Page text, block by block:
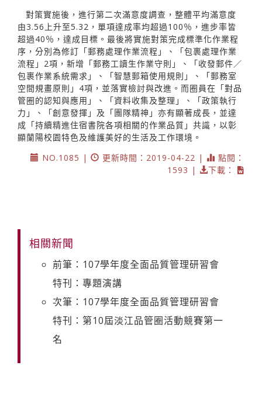
對策實施後，進行第二次滿意度調查，整體平均滿意度
由3.56上升至5.32，單項達成率均超過100％，進步率皆
超過40％，達成目標。最後將實施對策完成標準化作業程
序，分別為修訂「郵務處理作業流程」、「包裹處理作業
流程」2項，新增「郵務工讀生作業守則」、「收發郵件／
包裹作業系統需求」、「智慧郵箱使用規則」、「郵務室
空間規畫原則」4項，並落實檢討與改進。而圈員在「對品
管圈的認知與應用」、「資料收集及整理」、「政策執行
力」、「創意發揮」及「團隊精神」亦有顯著成長，並達
成「持續精進住宿書院各項相關的作業品質」共識，以彰
顯蘭陽校園特色及維護美好的生活及工作環境。
NO.1085 |
更新時間：2019-04-22 |
點閱：
1593 |
下載：
相關新聞
前筆：107學年度全面品質管理研習會
特刊：專題演講
次筆：107學年度全面品質管理研習會
特刊：第10屆淡江品管圈活動競賽第一
名